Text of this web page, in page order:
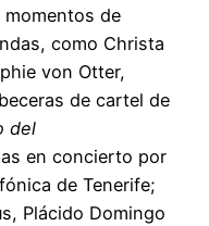
de
como Christa
von Otter,
de cartel de
del
en concierto por
de Tenerife;
Plácido Domingo